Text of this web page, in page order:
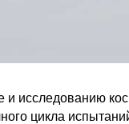
исследованию
цикла